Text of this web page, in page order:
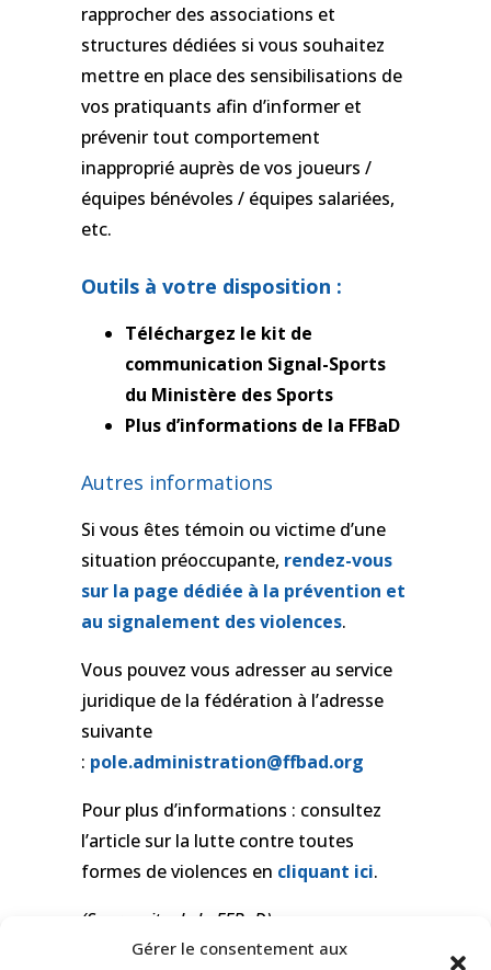
Gérer le consentement aux
rapprocher des associations et
structures dédiées si vous souhaitez
mettre en place des sensibilisations de
vos pratiquants afin d’informer et
prévenir tout comportement
inapproprié auprès de vos joueurs /
équipes bénévoles / équipes salariées,
etc.
Outils à votre disposition :
Téléchargez le kit de
communication Signal-Sports
du Ministère des Sports
Plus d’informations de la FFBaD
Autres informations
Si vous êtes témoin ou victime d’une
situation préoccupante, rendez-vous
sur la page dédiée à la prévention et
au signalement des violences.
Vous pouvez vous adresser au service
juridique de la fédération à l’adresse
suivante
: pole.administration@ffbad.org
Pour plus d’informations : consultez
l’article sur la lutte contre toutes
formes de violences en cliquant ici.
(Source site de la FFBaD)